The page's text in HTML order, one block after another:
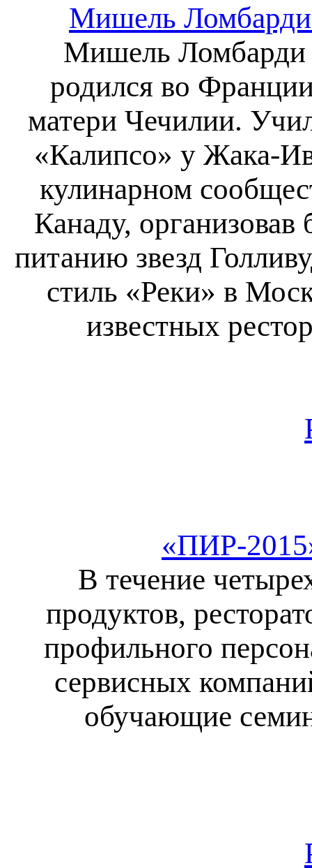
Мишель
Мишель Ломбарди
родился во
матери Чечилии.
«Калипсо» у Жака-
кулинарном
Канаду,
питанию звезд
стиль «Реки» в
известных
«ПИР-
В течение
продуктов,
профильного
сервисных
обучающие